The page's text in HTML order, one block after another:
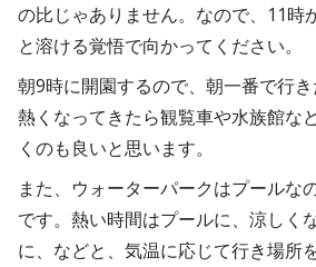
の比じゃありません。なので、11時
と溶ける覚悟で向かってください。
朝9時に開園するので、朝一番で行き
熱くなってきたら観覧車や水族館な
くのも良いと思います。
また、ウォーターパークはプールな
です。熱い時間はプールに、涼しく
に、などと、気温に応じて行き場所